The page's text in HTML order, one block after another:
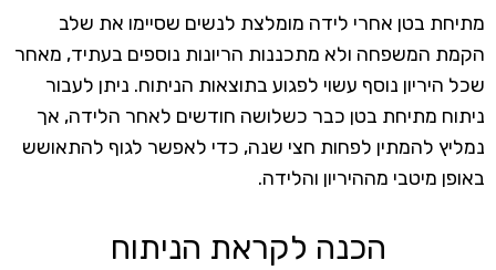
מתיחת בטן אחרי לידה מומלצת לנשים שסיימו את שלב
הקמת המשפחה ולא מתכננות הריונות נוספים בעתיד, מאחר
שכל היריון נוסף עשוי לפגוע בתוצאות הניתוח. ניתן לעבור
ניתוח מתיחת בטן כבר כשלושה חודשים לאחר הלידה, אך
נמליץ להמתין לפחות חצי שנה, כדי לאפשר לגוף להתאושש
באופן מיטבי מההיריון והלידה.
הכנה לקראת הניתוח